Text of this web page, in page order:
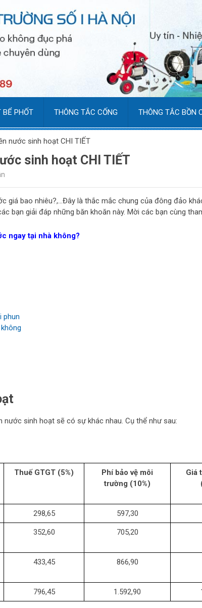
BỂ PHỐT THÔNG TẮC CỐNG THÔNG TẮC BỒN
nước sinh hoạt CHI TIẾT
sinh hoạt CHI TIẾT
giá bao nhiêu?,…Đây là thắc mắc chung của đông đảo
bạn giải đáp những băn khoăn này. Mời các bạn cùng
ngay tại nhà không?
phun
sinh hoạt sẽ có sự khác nhau. Cụ thể như sau:
Thuế GTGT (5%)
Phí bảo vệ môi
trường (10%)
Giá
298,65 597,30
352,60 705,20
433,45 866,90
796,45 1.592,90